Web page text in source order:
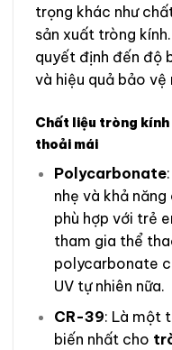
trọng khác như
sản xuất tròng
quyết định đến độ
và hiệu quả bảo
Chất liệu tròng kính
thoải mái
Polycarbonate
nhẹ và khả
phù hợp với trẻ
tham gia thể
polycarbonate
UV tự nhiên nữa.
CR-39: Là một
biến nhất cho